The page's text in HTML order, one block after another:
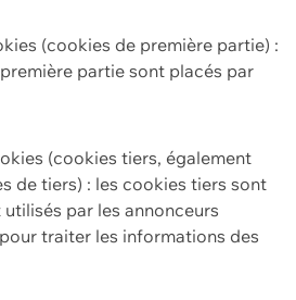
(cookies de première partie) :
partie sont placés par
(cookies tiers, également
de tiers) : les cookies tiers sont
par les annonceurs
traiter les informations des